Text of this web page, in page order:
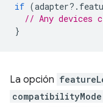
if (adapter? .
// Any devices
}
La opción
compatibilityMode